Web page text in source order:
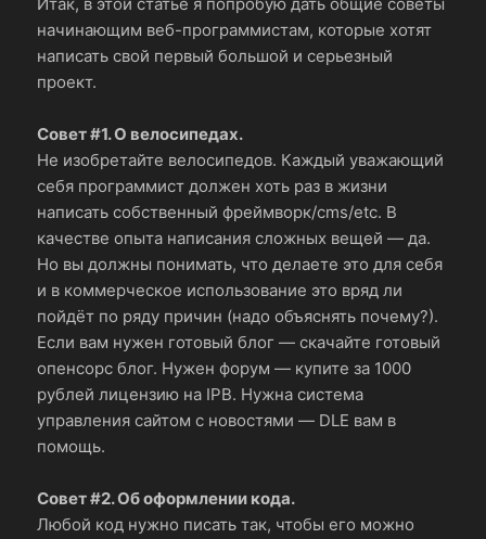
Итак, в этой статье я попробую дать общие советы
начинающим веб-программистам, которые хотят
написать свой первый большой и серьезный
проект.
Совет #1. О велосипедах.
Не изобретайте велосипедов. Каждый уважающий
себя программист должен хоть раз в жизни
написать собственный фреймворк/cms/etc. В
качестве опыта написания сложных вещей — да.
Но вы должны понимать, что делаете это для себя
и в коммерческое использование это вряд ли
пойдёт по ряду причин (надо объяснять почему?).
Если вам нужен готовый блог — скачайте готовый
опенсорс блог. Нужен форум — купите за 1000
рублей лицензию на IPB. Нужна система
управления сайтом с новостями — DLE вам в
помощь.
Совет #2. Об оформлении кода.
Любой код нужно писать так, чтобы его можно